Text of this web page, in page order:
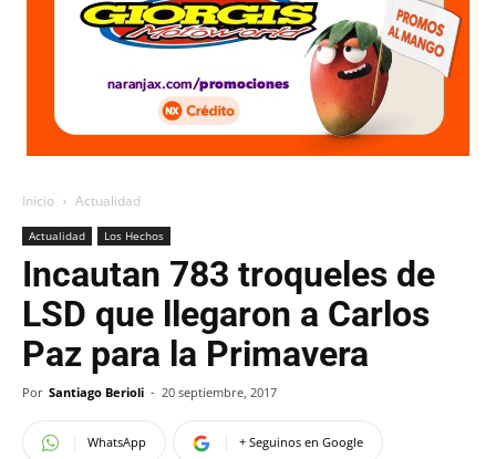
Inicio Actualidad
Actualidad Los Hechos
Incautan 783 troqueles de
LSD que llegaron a Carlos
Paz para la Primavera
Por Santiago Berioli - 20 septiembre, 2017
WhatsApp + Seguinos en Google